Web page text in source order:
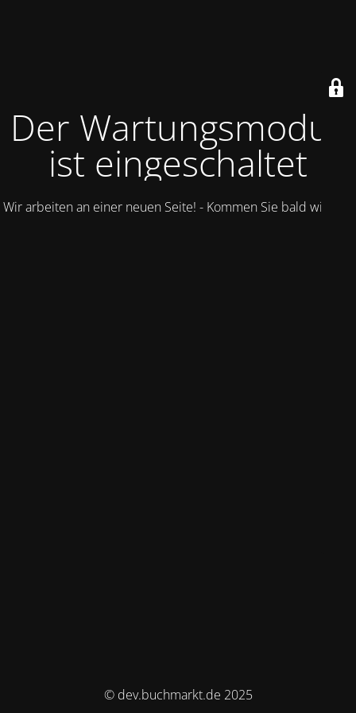
Der Wartungsmodus
ist eingeschaltet
Wir arbeiten an einer neuen Seite! - Kommen Sie bald wieder.
© dev.buchmarkt.de 2025